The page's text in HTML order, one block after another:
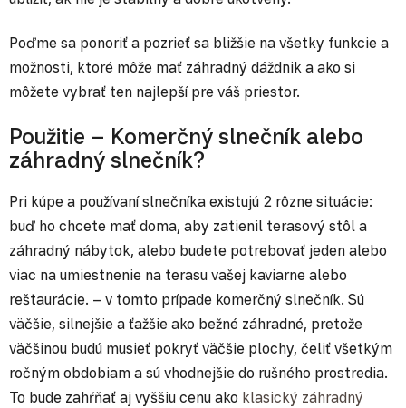
Poďme sa ponoriť a pozrieť sa bližšie na všetky funkcie a
možnosti, ktoré môže mať záhradný dáždnik a ako si
môžete vybrať ten najlepší pre váš priestor.
Použitie – Komerčný slnečník alebo
záhradný slnečník?
Pri kúpe a používaní slnečníka existujú 2 rôzne situácie:
buď ho chcete mať doma, aby zatienil terasový stôl a
záhradný nábytok, alebo budete potrebovať jeden alebo
viac na umiestnenie na terasu vašej kaviarne alebo
reštaurácie. – v tomto prípade komerčný slnečník. Sú
väčšie, silnejšie a ťažšie ako bežné záhradné, pretože
väčšinou budú musieť pokryť väčšie plochy, čeliť všetkým
ročným obdobiam a sú vhodnejšie do rušného prostredia.
To bude zahŕňať aj vyššiu cenu ako klasický záhradný